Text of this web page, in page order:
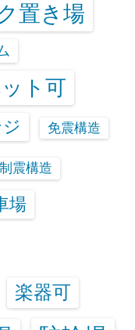
置き場
ト可
免震構造
制震構造
場
楽器可